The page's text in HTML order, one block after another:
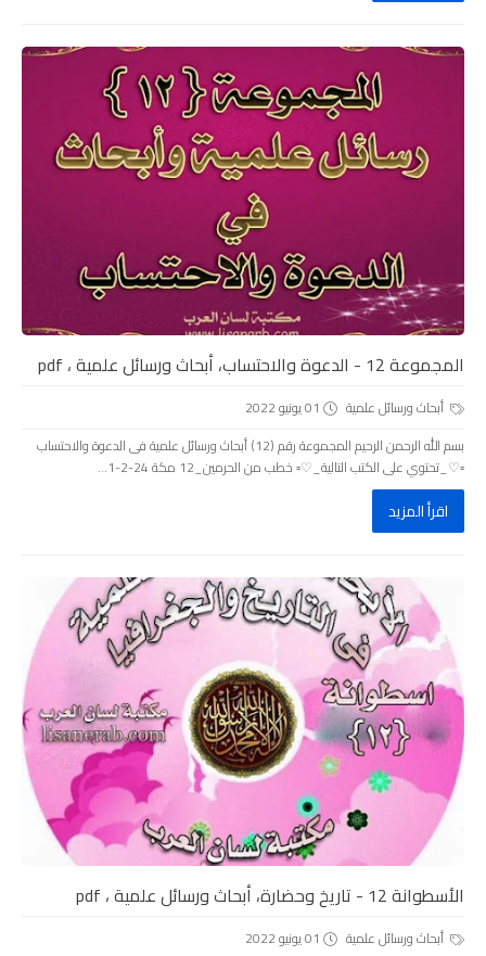
المجموعة 12 - الدعوة والاحتساب، أبحاث ورسائل علمية ، pdf
أبحاث ورسائل علمية
01 يونيو 2022
بسم الله الرحمن الرحيم المجموعة رقم (12) أبحاث ورسائل علمية فى الدعوة والاحتساب
▫️♡_تحتوي على الكتب التالية_♡▫️ خطب من الحرمين_12 مكة 24-2-1...
اقرأ المزيد
الأسطوانة 12 - تاريخ وحضارة، أبحاث ورسائل علمية ، pdf
أبحاث ورسائل علمية
01 يونيو 2022